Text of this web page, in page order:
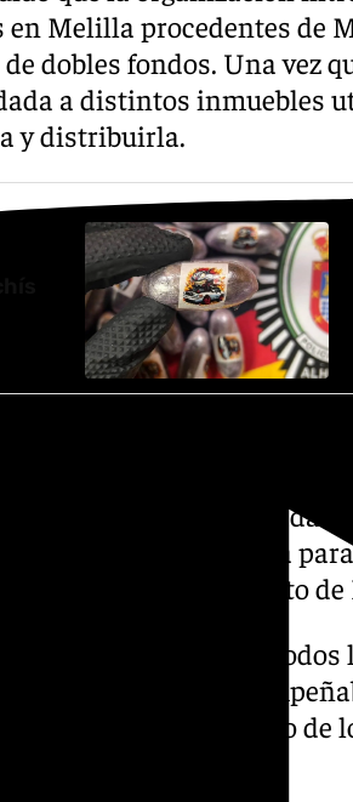
en Melilla procedentes de
dobles fondos. Una vez
a distintos inmuebles
y distribuirla.
en Melilla dedicada al
hacia la Península para
de España y del resto de
se pudo identificar a todos
funciones que
que esta era uno de